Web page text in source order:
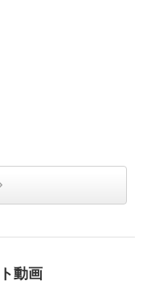
動画